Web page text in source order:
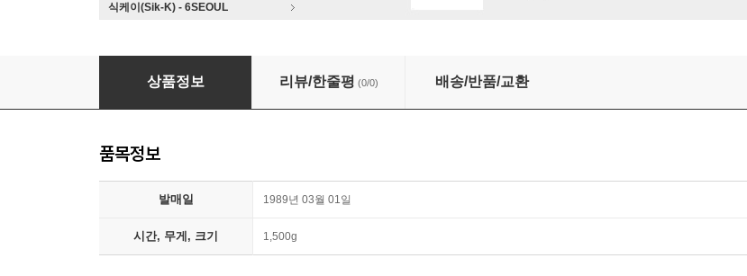
식케이(Sik-K) - 6SEOUL
여행스케치 1집 - 별이 진다네..
상품정보 리뷰/한줄평 (0/0) 배송/반품/교환
품목정보
발매일 1989년 03월 01일
시간, 무게, 크기 1,500g